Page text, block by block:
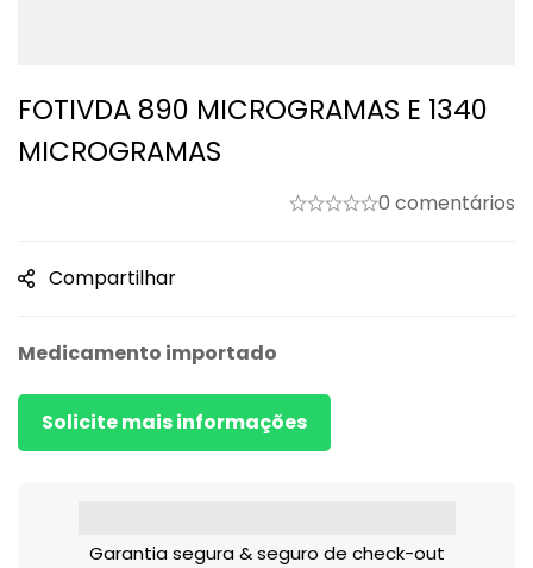
FOTIVDA 890 MICROGRAMAS E 1340
MICROGRAMAS
0 comentários
Compartilhar
Medicamento importado
Solicite mais informações
Garantia segura & seguro de check-out